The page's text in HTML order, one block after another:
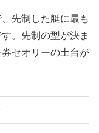
先制した艇に最も
。先制の型が決ま
セオリーの土台が